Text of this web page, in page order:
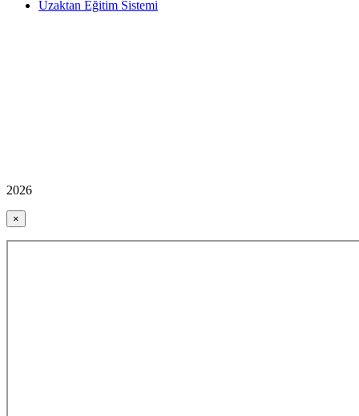
Uzaktan Eğitim Sistemi
2026
×